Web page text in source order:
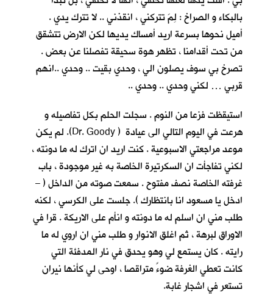
بالبكاء و الصراخ : لِمَ تتركني ، انقذني .. لا تترك يدي .
أميل نحوها بسرعة اريد أمساك يديها لكن الارض تتشقق
من تحت أقدامنا ، تظهر هوة سحيقة تفصلنا عن بعض .
تصرخ بي سوف يصلون الي ، وحدي بقيت .. وحدي ..انهم
قربي … لكني وحدي .. وحدي ..
استيقظت فزعا من النوم . سجلت الحلم بكل تفاصيله و
هرعت في اليوم التالي الى عيادة ( Dr. Goody). لم يكن
موعد مراجعتي الاسبوعية . كنت اريد ان اترك له ما دونته ،
لكني تفاجأت ان السكرتيرة الخاصة به غير موجودة ، باب
غرفته الخاصة نصف مفتوح . سمعت صوته من الداخل ( –
ادخل يا مسعود انا بانتظارك ). جلست على الكرسي ، لكنه
طلب مني ان اسلم له ما دونته و انأم على الاريكة . قرا في
الاوراق لبرهة ، ثم اغلق الانوار و طلب مني ان اروي له ما
رايته . كان يستمع لي وهو يحدق في نار المدفئة التي
كانت تعطي الغرفة ضوءً متراقصا ، اوحى لي كأنها نيران
تستعر في اشجار غابة.